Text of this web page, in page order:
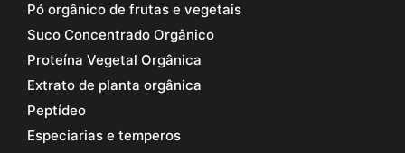
Pó orgânico de frutas e vegetais
Suco Concentrado Orgânico
Proteína Vegetal Orgânica
Extrato de planta orgânica
Peptídeo
Especiarias e temperos